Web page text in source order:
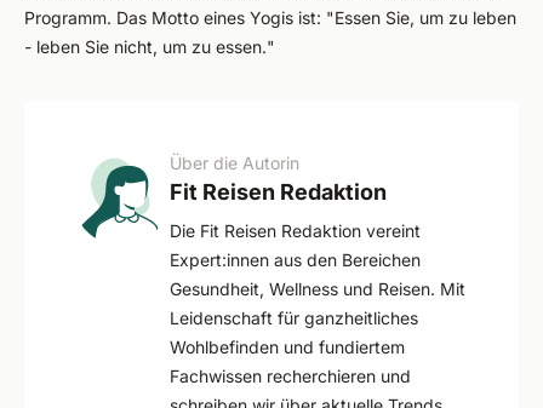
Programm. Das Motto eines Yogis ist: "Essen Sie, um zu leben
- leben Sie nicht, um zu essen."
Über die Autorin
Fit Reisen Redaktion
Die Fit Reisen Redaktion vereint
Expert:innen aus den Bereichen
Gesundheit, Wellness und Reisen. Mit
Leidenschaft für ganzheitliches
Wohlbefinden und fundiertem
Fachwissen recherchieren und